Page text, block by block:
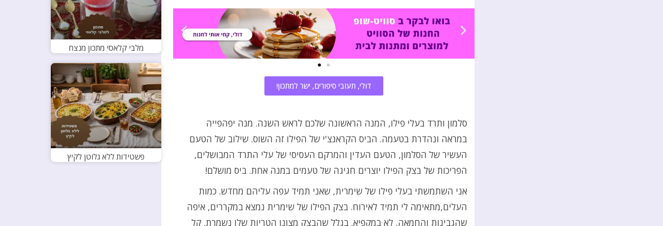
דוּלי, תעזבי סיפורים, ישר למתכון!
סלמון ותרד בעלי פילו, המנה הראשונה שלכם לראש השנה. מנה יפהפייה
במראה ונהדרת בטעמה. הביס הקראנצ'י של הפילו זה השוס. שילוב של הטעם
העשיר של הסלמון, הטעם העדין והמרקם העסיסי של עלי התרד המבושלים,
הפריכות של בצק הפילו יוצרים חגיגה של טעמים במנה אחת. ביס מושלם!
אני השתמשתי בעלי פילו של שימרית, שאני תמיד עפה עליהם מחדש. כמות
העלים,מתאימה לי תמיד לאירוח. בצק הפילו של שימרית נמצא במקררים, איפה
שהגבינות והחמאה, לא במקפיא. בגלל שהבצק מצונן הטריות שלו נשמרת. קל
מלבי קלאסי מתכון מנצח
פשטידות ללא גלוטן לקיץ